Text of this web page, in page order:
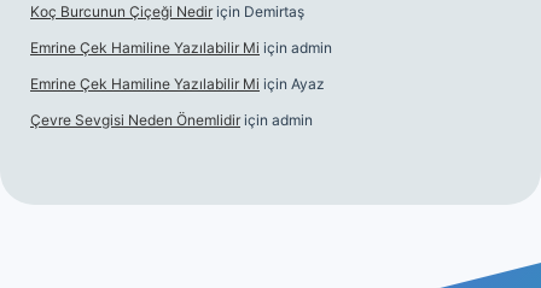
Koç Burcunun Çiçeği Nedir için Demirtaş
Emrine Çek Hamiline Yazılabilir Mi için admin
Emrine Çek Hamiline Yazılabilir Mi için Ayaz
Çevre Sevgisi Neden Önemlidir için admin